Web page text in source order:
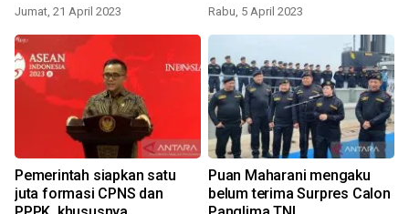
Jumat, 21 April 2023 Rabu, 5 April 2023
Pemerintah siapkan satu
juta formasi CPNS dan
Puan Maharani mengaku
belum terima Surpres Calon